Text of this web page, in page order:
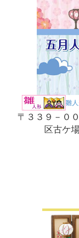
雛
〒３３９－
区古ケ